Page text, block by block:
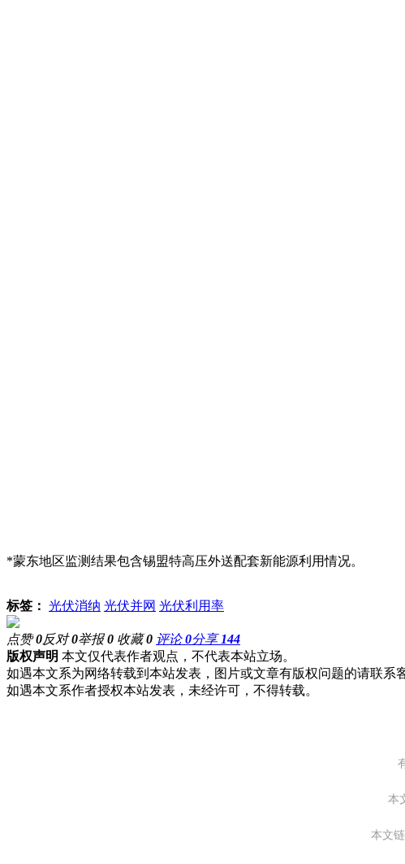
*蒙东地区监测结果包含锡盟特高压外送配套新能源利用情况。
标签： 光伏消纳 光伏并网 光伏利用率
点赞0反对0举报0 收藏0 评论0分享 144
版权声明 本文仅代表作者观点，不代表本站立场。
如遇本文系为网络转载到本站发表，图片或文章有版权问题的请联系
如遇本文系作者授权本站发表，未经许可，不得转载。
本
本文